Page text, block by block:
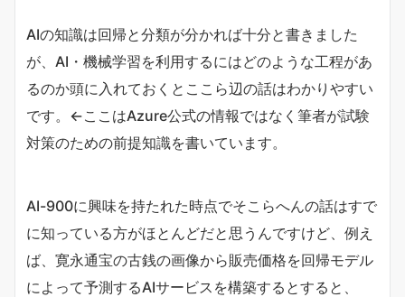
AIの知識は回帰と分類が分かれば十分と書きました
が、AI・機械学習を利用するにはどのような工程があ
るのか頭に入れておくとここら辺の話はわかりやすい
です。←ここはAzure公式の情報ではなく筆者が試験
対策のための前提知識を書いています。
AI-900に興味を持たれた時点でそこらへんの話はすで
に知っている方がほとんどだと思うんですけど、例え
ば、寛永通宝の古銭の画像から販売価格を回帰モデル
によって予測するAIサービスを構築するとすると、